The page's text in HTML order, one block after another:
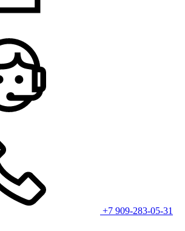
+7 909-283-05-31